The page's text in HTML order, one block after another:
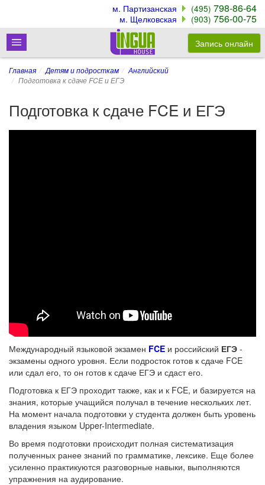
Главная Детям и подросткам
Английский
Подготовка к сдаче FCE и ЕГЭ
Подготовка к сдаче FCE и ЕГЭ
Международный языковой экзамен FCE и российский ЕГЭ -
экзамены одного уровня. Если подросток готов к сдаче FCE
или сдал его, то он готов к сдаче ЕГЭ и сдаст его.
Подготовка к ЕГЭ проходит также, как и к FCE, и базируется на
знания, которые учащийся получал в течение нескольких лет.
На момент начала подготовки у студента должен быть уровень
владения языком Upper-Intermediate.
Во время подготовки происходит полная систематизация
полученных ранее знаний по грамматике, лексике. Еще более
усиленно практикуются разговорные навыки, выполняются
упражнения на аудирование.
Запись онлайн
м. Партизанская (495) 798-86-64
м. Щелковская (903) 756-00-75